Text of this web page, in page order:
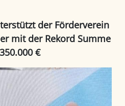
der Förderverein
mit der Rekord Summe
€